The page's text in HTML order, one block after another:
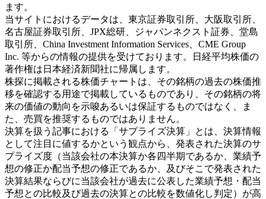
ます。
当サイトにおけるデータは、東京証券取引所、大阪取引所、
名古屋証券取引所、JPX総研、ジャパンネクスト証券、堂島
取引所、China Investment Information Services、CME Group
Inc. 等からの情報の提供を受けております。日経平均株価の
著作権は日本経済新聞社に帰属します。
株探に掲載される株価チャートは、その銘柄の過去の株価推
移を確認する用途で掲載しているものであり、その銘柄の将
来の価値の動向を示唆あるいは保証するものではなく、ま
た、売買を推奨するものではありません。
決算を扱う記事における「サプライズ決算」とは、決算情報
として注目に値するかという観点から、発表された決算のサ
プライズ度（当該会社の本決算か各四半期であるか、業績予
想の修正か配当予想の修正であるか、及びそこで発表された
決算結果ならびに当該会社が過去に公表した業績予想・配当
予想との比較及び過去の決算との比較を数値化し判定）が高